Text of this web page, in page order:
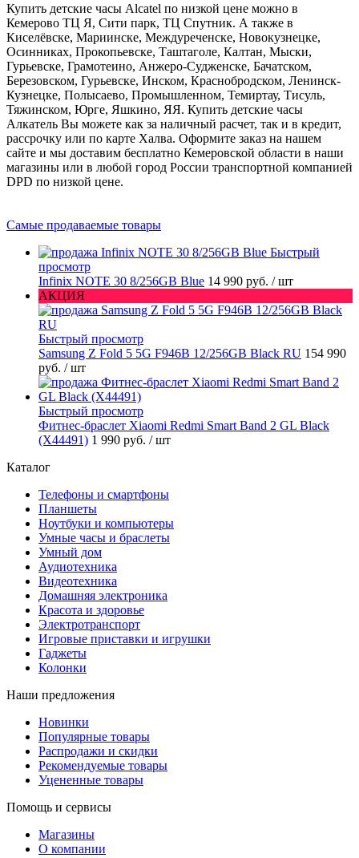
Купить детские часы Alcatel по низкой цене можно в
Кемерово ТЦ Я, Сити парк, ТЦ Спутник. А также в
Киселёвске, Мариинске, Междуреченске, Новокузнецке,
Осинниках, Прокопьевске, Таштаголе, Калтан, Мыски,
Гурьевске, Грамотеино, Анжеро-Судженске, Бачатском,
Березовском, Гурьевске, Инском, Краснобродском, Ленинск-
Кузнецке, Полысаево, Промышленном, Темиртау, Тисуль,
Тяжинском, Юрге, Яшкино, ЯЯ. Купить детские часы
Алкатель Вы можете как за наличный расчет, так и в кредит,
рассрочку или по карте Халва. Оформите заказ на нашем
сайте и мы доставим бесплатно Кемеровской области в наши
магазины или в любой город России транспортной компанией
DPD по низкой цене.
Самые продаваемые товары
Быстрый
просмотр
Infinix NOTE 30 8/256GB Blue 14 990 руб. / шт
АКЦИЯ
Быстрый просмотр
Samsung Z Fold 5 5G F946B 12/256GB Black RU 154 990
руб. / шт
Быстрый просмотр
Фитнес-браслет Xiaomi Redmi Smart Band 2 GL Black
(X44491) 1 990 руб. / шт
Каталог
Телефоны и смартфоны
Планшеты
Ноутбуки и компьютеры
Умные часы и браслеты
Умный дом
Аудиотехника
Видеотехника
Домашняя электроника
Красота и здоровье
Электротранспорт
Игровые приставки и игрушки
Гаджеты
Колонки
Наши предложения
Новинки
Популярные товары
Распродажи и скидки
Рекомендуемые товары
Уцененные товары
Помощь и сервисы
Магазины
О компании